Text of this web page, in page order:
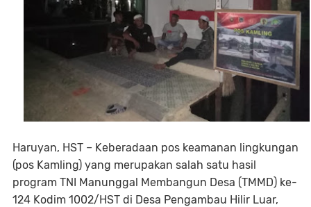
Haruyan, HST – Keberadaan pos keamanan lingkungan
(pos Kamling) yang merupakan salah satu hasil
program TNI Manunggal Membangun Desa (TMMD) ke-
124 Kodim 1002/HST di Desa Pengambau Hilir Luar,